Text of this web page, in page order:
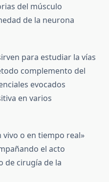
del músculo
de la neurona
para estudiar la vías
complemento del
evocados
en varios
vivo o en tiempo real»
el acto
de cirugía de la